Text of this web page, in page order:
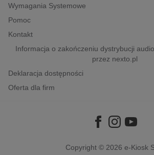
historia
Wymagania Systemowe
Pomoc
Kontakt
Informacja o zakończeniu dystrybucji
przez nexto.pl
Deklaracja dostępności
Oferta dla firm
Copyright © 2026 e-Kiosk